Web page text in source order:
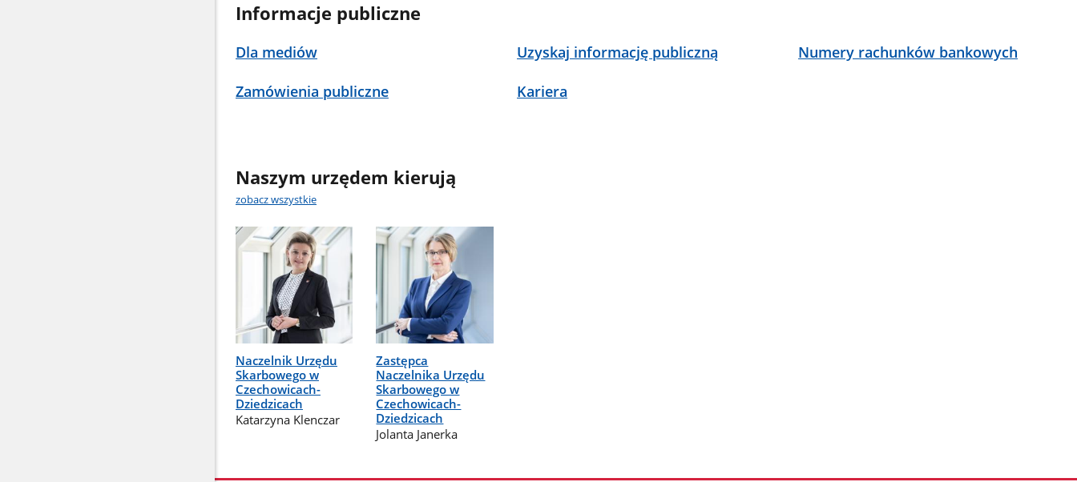
Informacje publiczne
Dla mediów Uzyskaj informację publiczną Numery rachunków bankowych
Zamówienia publiczne Kariera
Naszym urzędem kierują
zobacz wszystkie
Naczelnik Urzędu
Skarbowego w
Czechowicach-
Dziedzicach
Katarzyna Klenczar
Zastępca
Naczelnika Urzędu
Skarbowego w
Czechowicach-
Dziedzicach
Jolanta Janerka